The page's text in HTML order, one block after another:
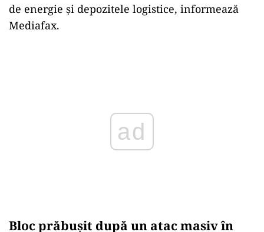
de energie și depozitele logistice, informează
Mediafax.
Bloc prăbușit după un atac masiv în